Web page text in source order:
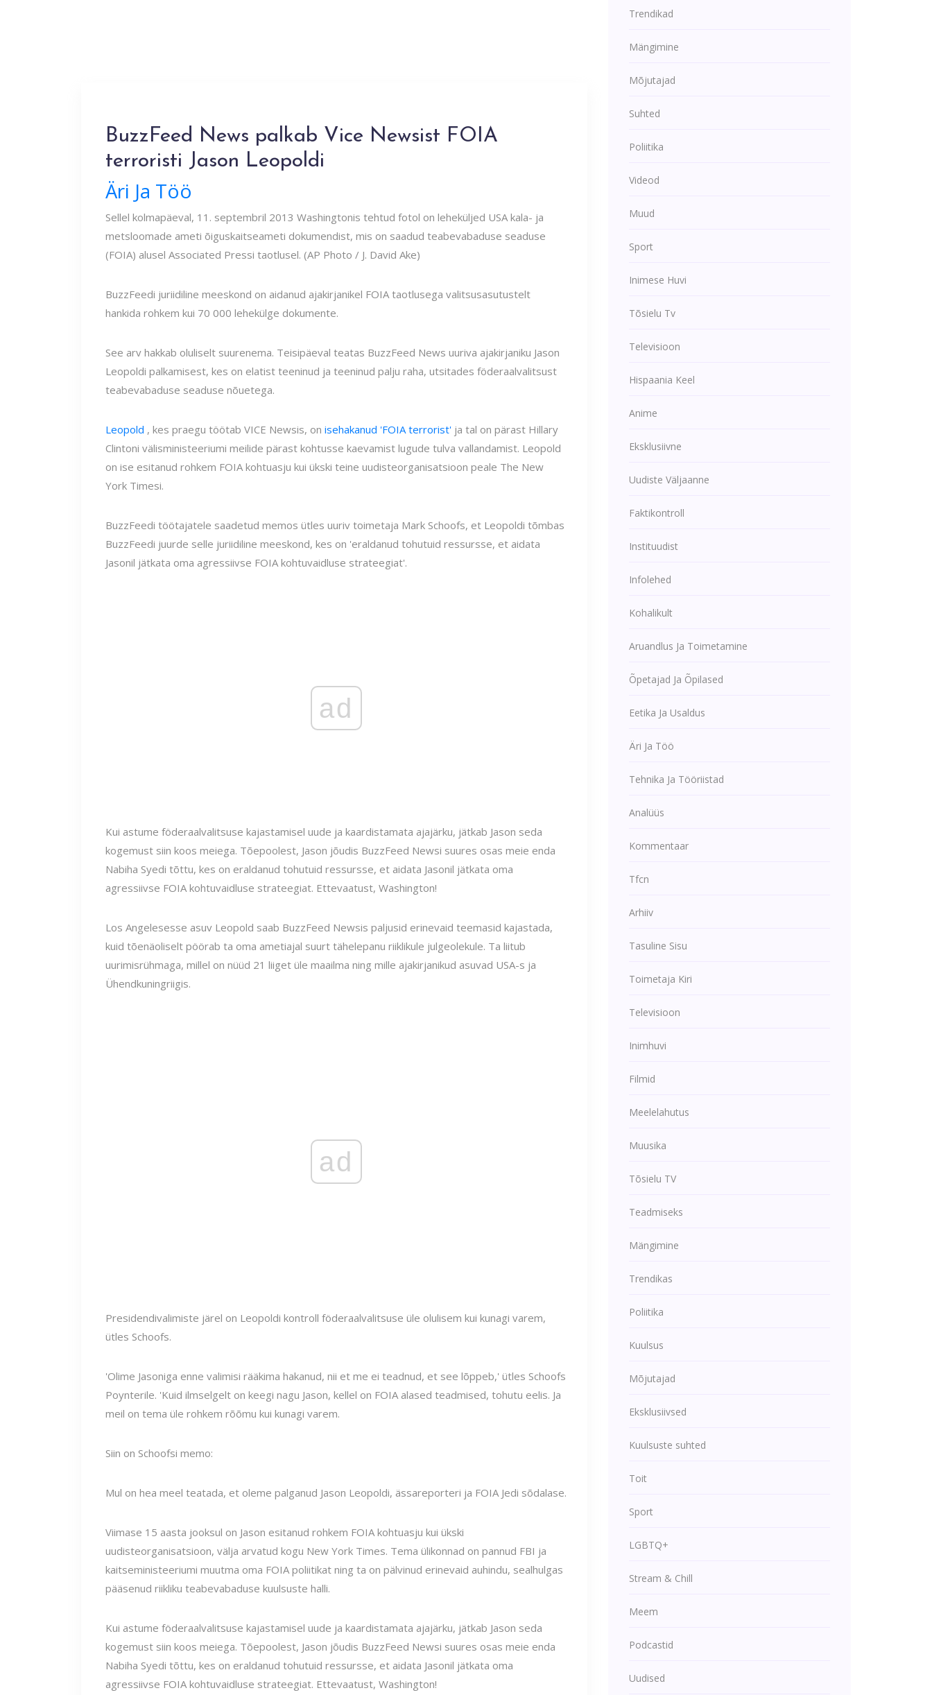
BuzzFeed News palkab Vice Newsist FOIA
terroristi Jason Leopoldi
Äri Ja Töö
Sellel kolmapäeval, 11. septembril 2013 Washingtonis tehtud fotol on leheküljed USA kala- ja
metsloomade ameti õiguskaitseameti dokumendist, mis on saadud teabevabaduse seaduse
(FOIA) alusel Associated Pressi taotlusel. (AP Photo / J. David Ake)
BuzzFeedi juriidiline meeskond on aidanud ajakirjanikel FOIA taotlusega valitsusasutustelt
hankida rohkem kui 70 000 lehekülge dokumente.
See arv hakkab oluliselt suurenema. Teisipäeval teatas BuzzFeed News uuriva ajakirjaniku Jason
Leopoldi palkamisest, kes on elatist teeninud ja teeninud palju raha, utsitades föderaalvalitsust
teabevabaduse seaduse nõuetega.
Leopold , kes praegu töötab VICE Newsis, on isehakanud 'FOIA terrorist' ja tal on pärast Hillary
Clintoni välisministeeriumi meilide pärast kohtusse kaevamist lugude tulva vallandamist. Leopold
on ise esitanud rohkem FOIA kohtuasju kui ükski teine ​​uudisteorganisatsioon peale The New
York Timesi.
BuzzFeedi töötajatele saadetud memos ütles uuriv toimetaja Mark Schoofs, et Leopoldi tõmbas
BuzzFeedi juurde selle juriidiline meeskond, kes on 'eraldanud tohutuid ressursse, et aidata
Jasonil jätkata oma agressiivse FOIA kohtuvaidluse strateegiat'.
ad
Kui astume föderaalvalitsuse kajastamisel uude ja kaardistamata ajajärku, jätkab Jason seda
kogemust siin koos meiega. Tõepoolest, Jason jõudis BuzzFeed Newsi suures osas meie enda
Nabiha Syedi tõttu, kes on eraldanud tohutuid ressursse, et aidata Jasonil jätkata oma
agressiivse FOIA kohtuvaidluse strateegiat. Ettevaatust, Washington!
Los Angelesesse asuv Leopold saab BuzzFeed Newsis paljusid erinevaid teemasid kajastada,
kuid tõenäoliselt pöörab ta oma ametiajal suurt tähelepanu riiklikule julgeolekule. Ta liitub
uurimisrühmaga, millel on nüüd 21 liiget üle maailma ning mille ajakirjanikud asuvad USA-s ja
Ühendkuningriigis.
ad
Presidendivalimiste järel on Leopoldi kontroll föderaalvalitsuse üle olulisem kui kunagi varem,
ütles Schoofs.
'Olime Jasoniga enne valimisi rääkima hakanud, nii et me ei teadnud, et see lõppeb,' ütles Schoofs
Poynterile. 'Kuid ilmselgelt on keegi nagu Jason, kellel on FOIA alased teadmised, tohutu eelis. Ja
meil on tema üle rohkem rõõmu kui kunagi varem.
Siin on Schoofsi memo:
Mul on hea meel teatada, et oleme palganud Jason Leopoldi, ässareporteri ja FOIA Jedi sõdalase.
Viimase 15 aasta jooksul on Jason esitanud rohkem FOIA kohtuasju kui ükski
uudisteorganisatsioon, välja arvatud kogu New York Times. Tema ülikonnad on pannud FBI ja
kaitseministeeriumi muutma oma FOIA poliitikat ning ta on pälvinud erinevaid auhindu, sealhulgas
pääsenud riikliku teabevabaduse kuulsuste halli.
Kui astume föderaalvalitsuse kajastamisel uude ja kaardistamata ajajärku, jätkab Jason seda
kogemust siin koos meiega. Tõepoolest, Jason jõudis BuzzFeed Newsi suures osas meie enda
Nabiha Syedi tõttu, kes on eraldanud tohutuid ressursse, et aidata Jasonil jätkata oma
agressiivse FOIA kohtuvaidluse strateegiat. Ettevaatust, Washington!
Trendikad
Mängimine
Mõjutajad
Suhted
Poliitika
Videod
Muud
Sport
Inimese Huvi
Tõsielu Tv
Televisioon
Hispaania Keel
Anime
Eksklusiivne
Uudiste Väljaanne
Faktikontroll
Instituudist
Infolehed
Kohalikult
Aruandlus Ja Toimetamine
Õpetajad Ja Õpilased
Eetika Ja Usaldus
Äri Ja Töö
Tehnika Ja Tööriistad
Analüüs
Kommentaar
Tfcn
Arhiiv
Tasuline Sisu
Toimetaja Kiri
Televisioon
Inimhuvi
Filmid
Meelelahutus
Muusika
Tõsielu TV
Teadmiseks
Mängimine
Trendikas
Poliitika
Kuulsus
Mõjutajad
Eksklusiivsed
Kuulsuste suhted
Toit
Sport
LGBTQ+
Stream & Chill
Meem
Podcastid
Uudised